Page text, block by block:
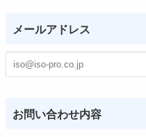
メールアドレス
お問い合わせ内容